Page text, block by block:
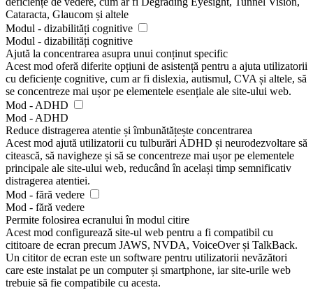
Cataracta, Glaucom și altele
Modul - dizabilități cognitive
Modul - dizabilități cognitive
Ajută la concentrarea asupra unui conținut specific
Acest mod oferă diferite opțiuni de asistență pentru a ajuta utilizatorii
cu deficiențe cognitive, cum ar fi dislexia, autismul, CVA și altele, să
se concentreze mai ușor pe elementele esențiale ale site-ului web.
Mod - ADHD
Mod - ADHD
Reduce distragerea atentie și îmbunătățește concentrarea
Acest mod ajută utilizatorii cu tulburări ADHD și neurodezvoltare să
citească, să navigheze și să se concentreze mai ușor pe elementele
principale ale site-ului web, reducând în același timp semnificativ
distragerea atentiei.
Mod - fără vedere
Mod - fără vedere
Permite folosirea ecranului în modul citire
Acest mod configurează site-ul web pentru a fi compatibil cu
cititoare de ecran precum JAWS, NVDA, VoiceOver și TalkBack.
Un cititor de ecran este un software pentru utilizatorii nevăzători
care este instalat pe un computer și smartphone, iar site-urile web
trebuie să fie compatibile cu acesta.